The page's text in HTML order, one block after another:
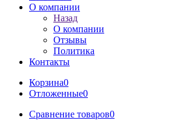
О компании
Назад
О компании
Отзывы
Политика
Контакты
Корзина0
Отложенные0
Сравнение товаров0